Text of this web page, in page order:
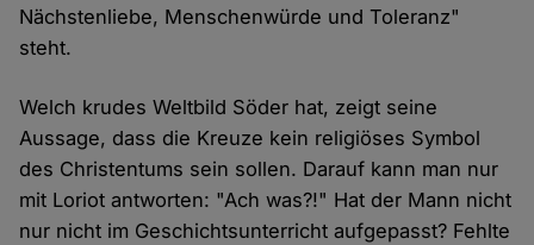
Nächstenliebe, Menschenwürde und Toleranz"
steht.
Welch krudes Weltbild Söder hat, zeigt seine
Aussage, dass die Kreuze kein religiöses Symbol
des Christentums sein sollen. Darauf kann man nur
mit Loriot antworten: "Ach was?!" Hat der Mann nicht
nur nicht im Geschichtsunterricht aufgepasst? Fehlte